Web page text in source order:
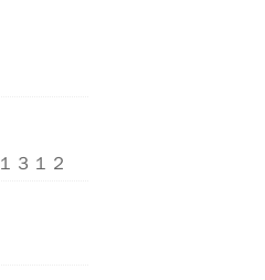
３１２